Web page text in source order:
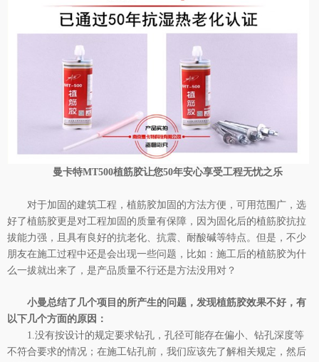
曼卡特MT500植筋胶让您50年安心享受工程无忧之乐
对于加固的建筑工程，植筋胶加固的方法方便，可用范围广，选
好了植筋胶更是对工程加固的质量有保障，因为固化后的植筋胶抗拉
拔能力强，且具有良好的抗老化、抗震、耐酸碱等特点。但是，不少
朋友在施工过程中还是会出现一些问题，比如：施工后的植筋胶为什
么一拔就出来了，是产品质量不行还是方法没用对？
小曼总结了几个项目的所产生的问题，发现植筋胶效果不好，有
以下几个方面的原因：
1.没有按设计的规定要求钻孔，孔径可能存在偏小、钻孔深度等
不符合要求的情况；在施工钻孔前，我们应该先了解相关规定，然后